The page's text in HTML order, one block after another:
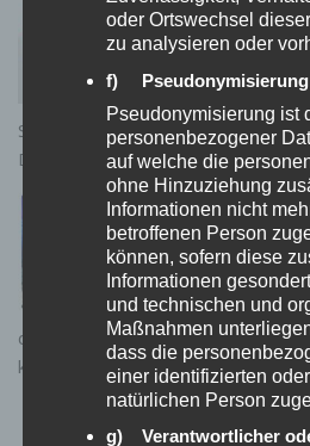
Silikonform, die
0 KOMMENTARE
Silikonformen sind
Neues, aber
So auch diese Einhorn-Silikonform.
Dinge nutzen. Zum Herstellen von
LED-
Astronaut mit
0 KOMMENTARE
Auf der Suche
Sternenhimmel-
dem diesem kleinen Astronauten
kleine Kerl eignet sich nicht nur für
Barry The Box
Bär als Reibe!
oder Ortswechsel
zu analysieren oder
f) Pseudonymisierung
Pseudonymisierung ist
personenbezogener
auf welche die
ohne Hinzuziehung
Informationen nicht
betroffenen Person
können, sofern diese
Informationen
und technischen und
Maßnahmen
dass die
einer identifizierten
natürlichen Person
g) Verantwortlicher